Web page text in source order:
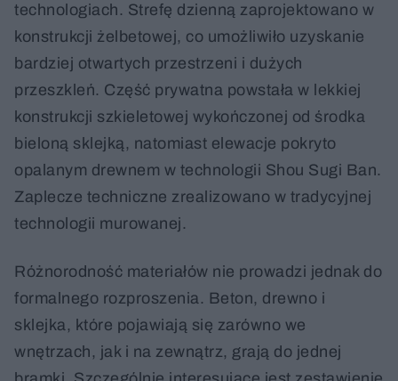
technologiach. Strefę dzienną zaprojektowano w
konstrukcji żelbetowej, co umożliwiło uzyskanie
bardziej otwartych przestrzeni i dużych
przeszkleń. Część prywatna powstała w lekkiej
konstrukcji szkieletowej wykończonej od środka
bieloną sklejką, natomiast elewacje pokryto
opalanym drewnem w technologii Shou Sugi Ban.
Zaplecze techniczne zrealizowano w tradycyjnej
technologii murowanej.
Różnorodność materiałów nie prowadzi jednak do
formalnego rozproszenia. Beton, drewno i
sklejka, które pojawiają się zarówno we
wnętrzach, jak i na zewnątrz, grają do jednej